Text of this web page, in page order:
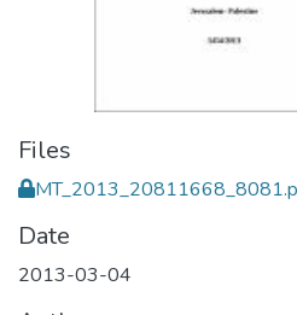
Files
Date
2013-03-04